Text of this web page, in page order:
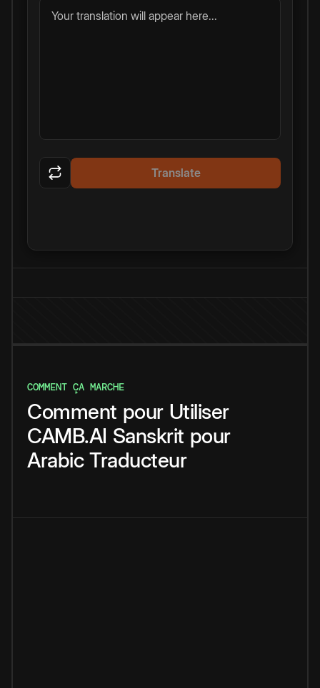
Your translation will appear here...
Translate
COMMENT ÇA MARCHE
Comment pour Utiliser
CAMB.AI Sanskrit pour
Arabic Traducteur